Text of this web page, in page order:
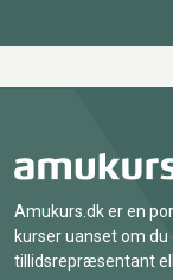
Amukurs.dk er en
kurser uanset om
tillidsrepræsentant